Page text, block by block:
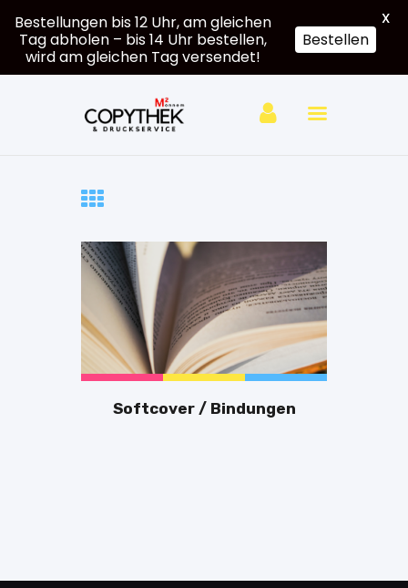
Großformat
Druck
Mein
Account
Softcover / Bindungen
Bestellungen bis 12 Uhr, am gleichen
Tag abholen – bis 14 Uhr bestellen,
wird am gleichen Tag versendet!
Bestellen
X